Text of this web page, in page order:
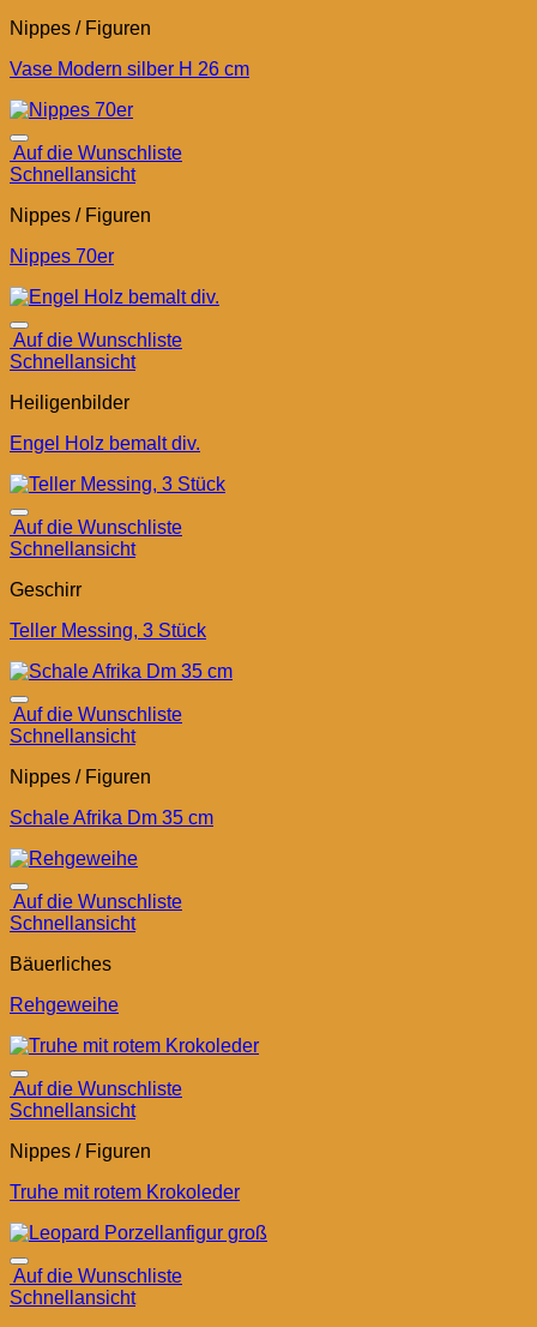
Nippes / Figuren
Vase Modern silber H 26 cm
Auf die Wunschliste
Schnellansicht
Nippes / Figuren
Nippes 70er
Auf die Wunschliste
Schnellansicht
Heiligenbilder
Engel Holz bemalt div.
Auf die Wunschliste
Schnellansicht
Geschirr
Teller Messing, 3 Stück
Auf die Wunschliste
Schnellansicht
Nippes / Figuren
Schale Afrika Dm 35 cm
Auf die Wunschliste
Schnellansicht
Bäuerliches
Rehgeweihe
Auf die Wunschliste
Schnellansicht
Nippes / Figuren
Truhe mit rotem Krokoleder
Auf die Wunschliste
Schnellansicht